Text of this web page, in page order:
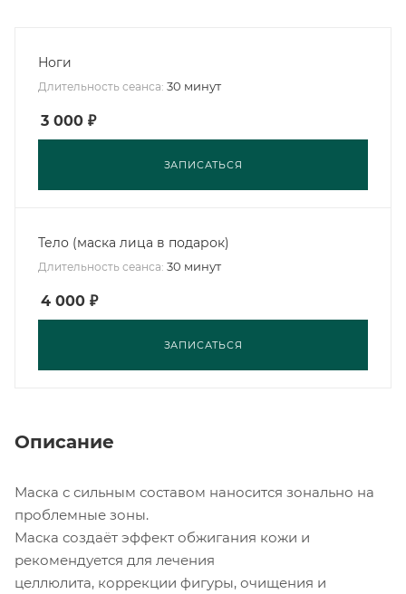
Ноги
Длительность сеанса: 30 минут
3 000 ₽
ЗАПИСАТЬСЯ
Тело (маска лица в подарок)
Длительность сеанса: 30 минут
4 000 ₽
ЗАПИСАТЬСЯ
Описание
Маска с сильным составом наносится зонально на
проблемные зоны.
Маска создаёт эффект обжигания кожи и
рекомендуется для лечения
целлюлита, коррекции фигуры, очищения и